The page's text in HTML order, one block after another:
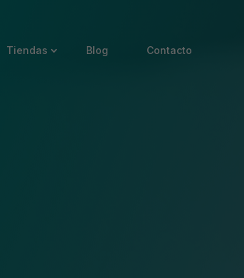
Tiendas Blog Contacto